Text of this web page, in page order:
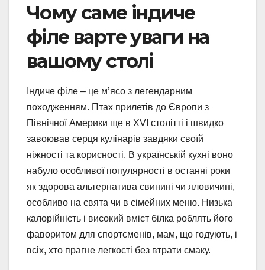
Чому саме індиче
філе варте уваги на
вашому столі
Індиче філе – це м’ясо з легендарним
походженням. Птах прилетів до Європи з
Північної Америки ще в XVI столітті і швидко
завоював серця кулінарів завдяки своїй
ніжності та корисності. В українській кухні воно
набуло особливої популярності в останні роки
як здорова альтернатива свинині чи яловичині,
особливо на свята чи в сімейних меню. Низька
калорійність і високий вміст білка роблять його
фаворитом для спортсменів, мам, що годують, і
всіх, хто прагне легкості без втрати смаку.